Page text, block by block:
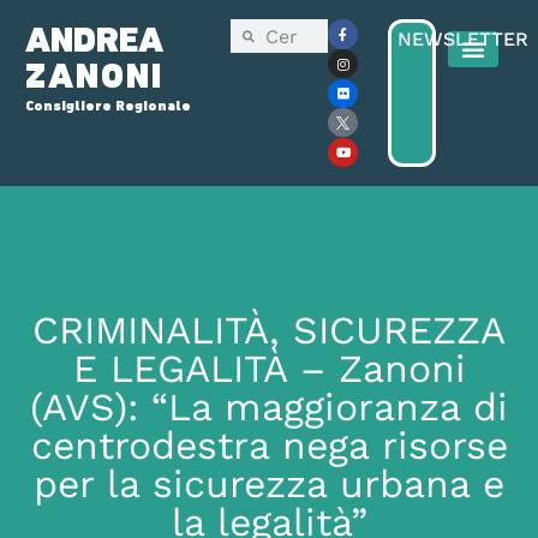
ANDREA
ZANONI
Consigliere Regionale
NEWSLETTER
CRIMINALITÀ, SICUREZZA
E LEGALITÀ – Zanoni
(AVS): “La maggioranza di
centrodestra nega risorse
per la sicurezza urbana e
la legalità”